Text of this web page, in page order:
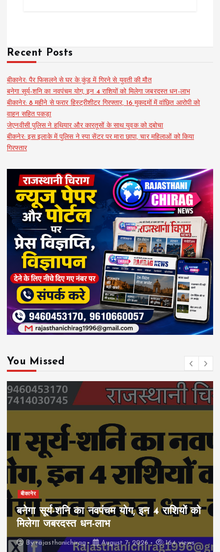
Recent Posts
बीकानेर: पैर फिसलने से घर के कुंड में गिरने से युवती की मौत
बनेगा सूर्य-शनि का नवपंचम योग, इन 4 राशियों को मिलेगा जबरदस्त धन-लाभ
बीकानेर: 8 महीने से फरार हिस्ट्रीशीटर गिरफ्तार, 16 मुकदमों में वांछित आरोपी को
वाहन सहित पकड़ा
जेएनवीसी पुलिस ने हथियार और कारतूसों के साथ युवक को दबोचा
बीकनेर: इस इलाके में पुलिस ने स्पा सेंटर पर मारा छापा, चार महिलाओं को किया
गिरफ्तार
You Missed
बीकानेर
बनेगा सूर्य-शनि का नवपंचम योग, इन 4 राशियों को
मिलेगा जबरदस्त धन-लाभ
Byrajasthanichirag August 7, 2026 164 views